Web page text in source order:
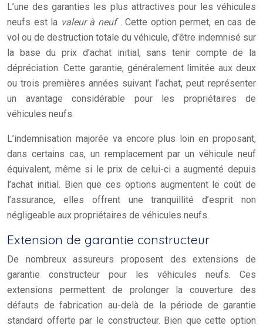
L’une des garanties les plus attractives pour les véhicules
neufs est la valeur à neuf. Cette option permet, en cas de
vol ou de destruction totale du véhicule, d’être indemnisé sur
la base du prix d’achat initial, sans tenir compte de la
dépréciation. Cette garantie, généralement limitée aux deux
ou trois premières années suivant l’achat, peut représenter
un avantage considérable pour les propriétaires de
véhicules neufs.
L’indemnisation majorée va encore plus loin en proposant,
dans certains cas, un remplacement par un véhicule neuf
équivalent, même si le prix de celui-ci a augmenté depuis
l’achat initial. Bien que ces options augmentent le coût de
l’assurance, elles offrent une tranquillité d’esprit non
négligeable aux propriétaires de véhicules neufs.
Extension de garantie constructeur
De nombreux assureurs proposent des extensions de
garantie constructeur pour les véhicules neufs. Ces
extensions permettent de prolonger la couverture des
défauts de fabrication au-delà de la période de garantie
standard offerte par le constructeur. Bien que cette option